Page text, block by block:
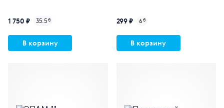
1 750 ₽ 35.5б
В корзину
299 ₽ 6б
В корзину